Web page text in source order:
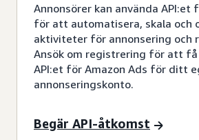
Annonsörer kan använda API:et
för att automatisera, skala och
aktiviteter för annonsering och
Ansök om registrering för att
API:et för Amazon Ads för ditt
annonseringskonto.
Begär API-åtkomst